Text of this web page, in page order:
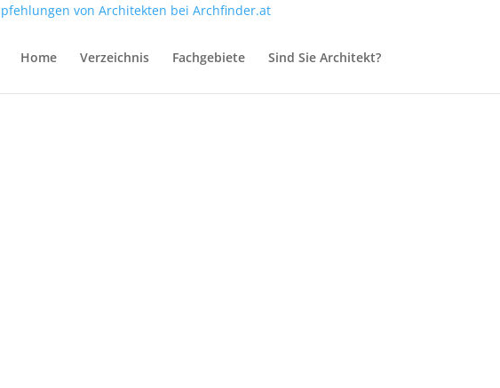
Home Verzeichnis Fachgebiete Sind Sie Architekt?